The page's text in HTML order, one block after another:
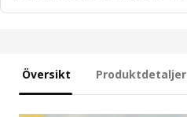
Översikt Produktdetaljer